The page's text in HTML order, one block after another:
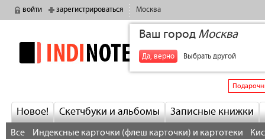
войти зарегистрироваться Москва
Ваш город Москва
Да, верно Выбрать другой
indinotes
Новое! Скетчбуки и альбомы Записные книжки
Все Индексные карточки (флеш карточки) и картотеки